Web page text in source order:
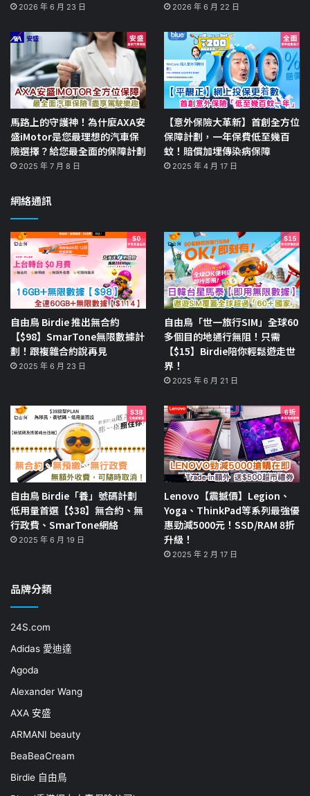
2026 年 6 月 23 日 2026 年 6 月 22 日
馬路上的守護神！為什麼AXA安
盛iMotor是您最理想的汽車保
險選擇？給您最全面的保障計劃
2025 年 7 月 8 日
【意外保險大革新】首創全方位
保障計劃，一年保費低至幾百
蚊！賠償加埋傳染病保障
2025 年 4 月 17 日
網絡通訊
自由鳥 Birdie 推出無合約
【$98】SmarTone無限數據計
劃！跟複雜合約說再見
2025 年 6 月 23 日
自由鳥「世一旅行SIM」全球60
多個目的地通行無阻！只需
【$15】Birdie陪你輕鬆遊走世
界！
2025 年 6 月 21 日
自由鳥 Birdie「養」號碼計劃
低用量首選【$38】無合約、無
行政費、SmarTone網絡
2025 年 6 月 19 日
Lenovo【震撼價】Legion、
Yoga、ThinkPad等系列最強優
惠勁減5000元！SSD/RAM 8折
升級！
2025 年 2 月 17 日
品牌分類
24S.com
Adidas 愛迪達
Agoda
Alexander Wang
AXA 安盛
ARMANI beauty
BeaBeaCream
Birdie 自由鳥